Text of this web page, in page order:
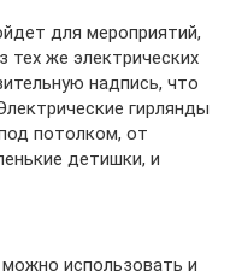
для мероприятий,
тех же электрических
надпись, что
гирлянды
потолком, от
детишки, и
использовать и